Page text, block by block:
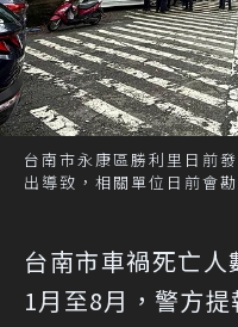
台南市永康區勝利里日前
出導致，相關單位日前會
台南市車禍死亡
1月至8月，警方